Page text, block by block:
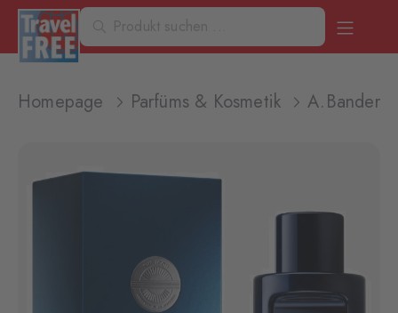
Homepage Parfüms & Kosmetik